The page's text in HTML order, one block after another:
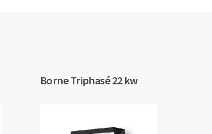
Borne Triphasé 22 kw